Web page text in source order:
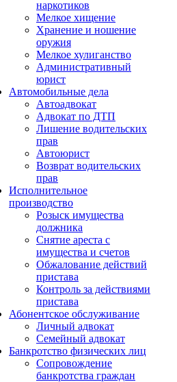
наркотиков
Мелкое хищение
Хранение и ношение
оружия
Мелкое хулиганство
Административный
юрист
Автомобильные дела
Автоадвокат
Адвокат по ДТП
Лишение водительских
прав
Автоюрист
Возврат водительских
прав
Исполнительное
производство
Розыск имущества
должника
Снятие ареста с
имущества и счетов
Обжалование действий
пристава
Контроль за действиями
пристава
Абонентское обслуживание
Личный адвокат
Семейный адвокат
Банкротство физических лиц
Сопровождение
банкротства граждан